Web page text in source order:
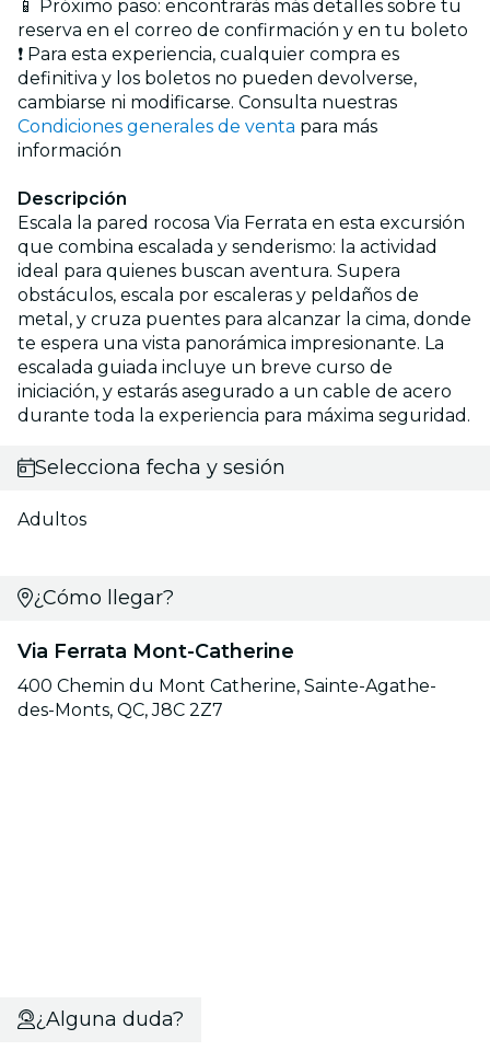
📱 Próximo paso: encontrarás más detalles sobre tu
reserva en el correo de confirmación y en tu boleto
❗ Para esta experiencia, cualquier compra es
definitiva y los boletos no pueden devolverse,
cambiarse ni modificarse. Consulta nuestras
Condiciones generales de venta para más
información
Descripción
Escala la pared rocosa Via Ferrata en esta excursión
que combina escalada y senderismo: la actividad
ideal para quienes buscan aventura. Supera
obstáculos, escala por escaleras y peldaños de
metal, y cruza puentes para alcanzar la cima, donde
te espera una vista panorámica impresionante. La
escalada guiada incluye un breve curso de
iniciación, y estarás asegurado a un cable de acero
durante toda la experiencia para máxima seguridad.
Selecciona fecha y sesión
Adultos
¿Cómo llegar?
Via Ferrata Mont-Catherine
400 Chemin du Mont Catherine, Sainte-Agathe-
des-Monts, QC, J8C 2Z7
¿Alguna duda?